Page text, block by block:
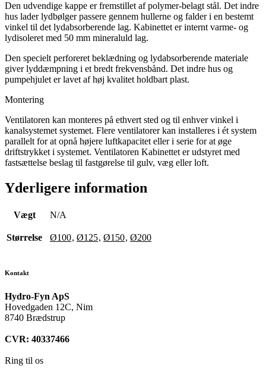
Den udvendige kappe er fremstillet af polymer-belagt stål. Det indre
hus lader lydbølger passere gennem hullerne og falder i en bestemt
vinkel til det lydabsorberende lag. Kabinettet er internt varme- og
lydisoleret med 50 mm mineraluld lag.
Den specielt perforeret beklædning og lydabsorberende materiale
giver lyddæmpning i et bredt frekvensbånd. Det indre hus og
pumpehjulet er lavet af høj kvalitet holdbart plast.
Montering
Ventilatoren kan monteres på ethvert sted og til enhver vinkel i
kanalsystemet systemet. Flere ventilatorer kan installeres i ét system
parallelt for at opnå højere luftkapacitet eller i serie for at øge
driftstrykket i systemet. Ventilatoren Kabinettet er udstyret med
fastsættelse beslag til fastgørelse til gulv, væg eller loft.
Yderligere information
Vægt N/A
Størrelse Ø100, Ø125, Ø150, Ø200
Kontakt
Hydro-Fyn ApS
Hovedgaden 12C, Nim
8740 Brædstrup
CVR: 40337466
Ring til os